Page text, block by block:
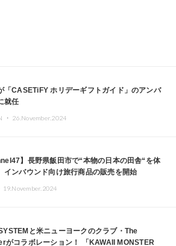
「CASETiFY ホリデーギフトガイド」のアンバ
就任
・ 26.November.2024
】長野県飯田市で“本物の日本の田舎“を体
インバウンド向け旅行商品の販売を開始
19.November.2024
と米ニューヨークのクラブ・The
がコラボレーション！ 「KAWAII MONSTER